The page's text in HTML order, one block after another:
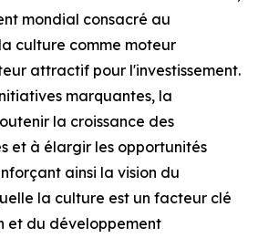
mondial consacré au
culture comme moteur
attractif pour l'investissement.
marquantes, la
la croissance des
et à élargir les opportunités
ainsi la vision du
la culture est un facteur clé
et du développement